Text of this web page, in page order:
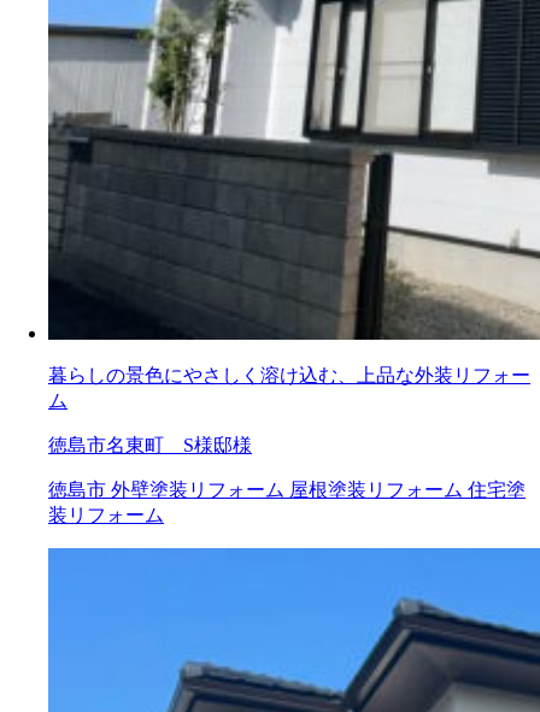
暮らしの景色にやさしく溶け込む、上品な外装リフォー
ム
徳島市名東町 S様邸様
徳島市 外壁塗装リフォーム 屋根塗装リフォーム 住宅塗
装リフォーム